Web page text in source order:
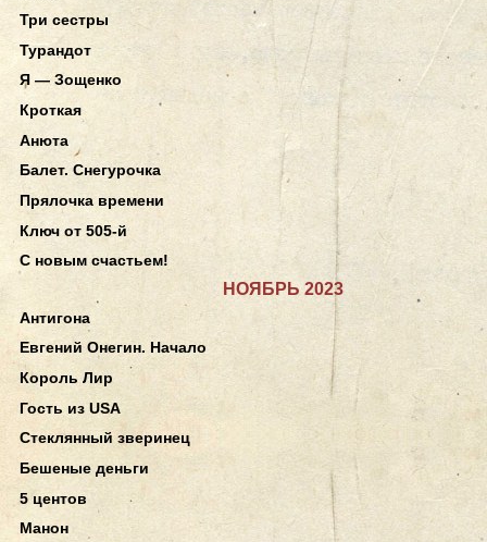
Три сестры
Турандот
Я — Зощенко
Кроткая
Анюта
Балет. Снегурочка
Прялочка времени
Ключ от 505-й
С новым счастьем!
НОЯБРЬ 2023
Антигона
Евгений Онегин. Начало
Король Лир
Гость из USA
Стеклянный зверинец
Бешеные деньги
5 центов
Манон